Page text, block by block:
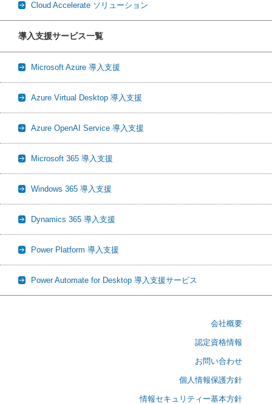
Cloud Accelerate ソリューション
導入支援サービス一覧
Microsoft Azure 導入支援
Azure Virtual Desktop 導入支援
Azure OpenAI Service 導入支援
Microsoft 365 導入支援
Windows 365 導入支援
Dynamics 365 導入支援
Power Platform 導入支援
Power Automate for Desktop 導入支援サービス
会社概要
認定資格情報
お問い合わせ
個人情報保護方針
情報セキュリティー基本方針